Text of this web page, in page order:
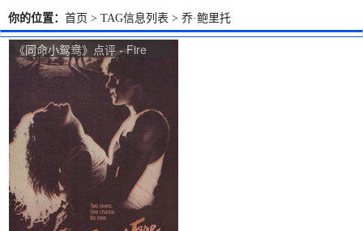
你的位置： 首页 > TAG信息列表 > 乔·鲍里托
《同命小鸳鸯》点评 - Fire
with Fire网友评价